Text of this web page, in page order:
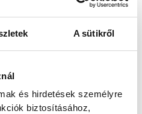
A sütikről
és hirdetések személyre
biztosításához,
koncert